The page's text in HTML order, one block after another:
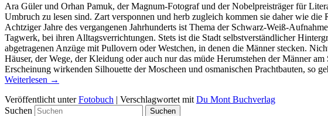
Ara Güler und Orhan Pamuk, der Magnum-Fotograf und der Nobelpreisträger für
Umbruch zu lesen sind. Zart versponnen und herb zugleich kommen sie daher wie
Achtziger Jahre des vergangenen Jahrhunderts ist Thema der Schwarz-Weiß-
Tagwerk, bei ihren Alltagsverrichtungen. Stets ist die Stadt selbstverständlicher
abgetragenen Anzüge mit Pullovern oder Westchen, in denen die Männer stecken.
Häuser, der Wege, der Kleidung oder auch nur das müde Herumstehen der Männer
Erscheinung wirkenden Silhouette der Moscheen und osmanischen Prachtbauten, so
Weiterlesen →
Veröffentlicht unter Fotobuch | Verschlagwortet mit Du Mont Buchverlag
Suchen